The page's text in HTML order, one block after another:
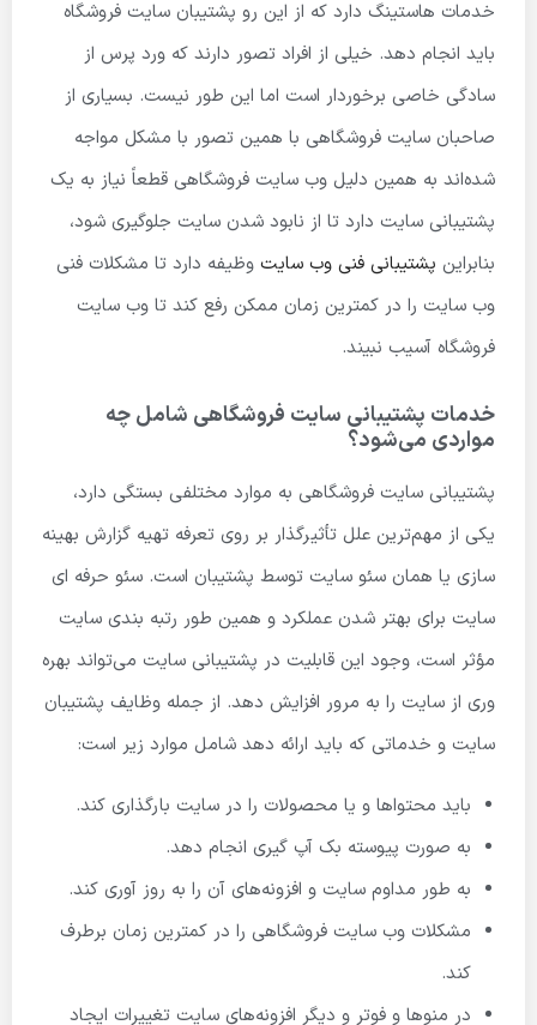
خدمات هاستینگ دارد که از این رو پشتیبان سایت فروشگاه
باید انجام دهد. خیلی از افراد تصور دارند که ورد پرس از
سادگی خاصی برخوردار است اما این طور نیست. بسیاری از
صاحبان سایت فروشگاهی با همین تصور با مشکل مواجه
شده‌اند به همین دلیل وب سایت فروشگاهی قطعاً نیاز به یک
پشتیبانی سایت دارد تا از نابود شدن سایت جلوگیری شود،
بنابراین پشتیبانی فنی وب سایت وظیفه دارد تا مشکلات فنی
وب سایت را در کمترین زمان ممکن رفع کند تا وب سایت
فروشگاه آسیب نبیند.
خدمات پشتیبانی سایت فروشگاهی شامل چه
مواردی می‌شود؟
پشتیبانی سایت فروشگاهی به موارد مختلفی بستگی دارد،
یکی از مهم‌ترین علل تأثیرگذار بر روی تعرفه تهیه گزارش بهینه
سازی یا همان سئو سایت توسط پشتیبان است. سئو حرفه ای
سایت برای بهتر شدن عملکرد و همین طور رتبه بندی سایت
مؤثر است، وجود این قابلیت در پشتیبانی سایت می‌تواند بهره
وری از سایت را به مرور افزایش دهد. از جمله وظایف پشتیبان
سایت و خدماتی که باید ارائه دهد شامل موارد زیر است:
باید محتواها و یا محصولات را در سایت بارگذاری کند.
به صورت پیوسته بک آپ گیری انجام دهد.
به طور مداوم سایت و افزونه‌های آن را به روز آوری کند.
مشکلات وب سایت فروشگاهی را در کمترین زمان برطرف
کند.
در منوها و فوتر و دیگر افزونه‌های سایت تغییرات ایجاد